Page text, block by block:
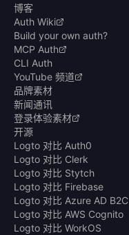
博客
Auth Wiki
Build your own auth?
MCP Auth
CLI Auth
YouTube 频道
品牌素材
新闻通讯
登录体验素材
开源
Logto 对比 Auth0
Logto 对比 Clerk
Logto 对比 Stytch
Logto 对比 Firebase
Logto 对比 Azure AD B2C
Logto 对比 AWS Cognito
Logto 对比 WorkOS